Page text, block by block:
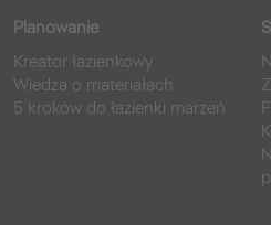
Planowanie
Kreator łazienkowy
Wiedza o materiałach
5 kroków do łazienki marzeń